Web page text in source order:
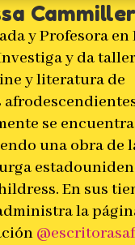
y Profesora en
y da
y literatura de
se encuentra
una obra de
En sus
la